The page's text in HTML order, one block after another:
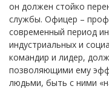
он должен стойко
службы. Офицер –
современный период
индустриальных и
командир и лидер,
позволяющими ему
людьми, быть с ними